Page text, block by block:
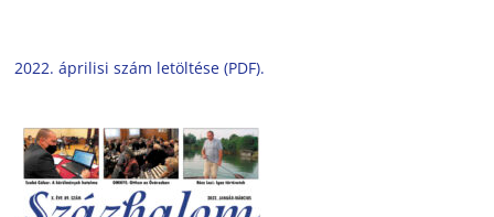
2022. áprilisi szám letöltése (PDF).